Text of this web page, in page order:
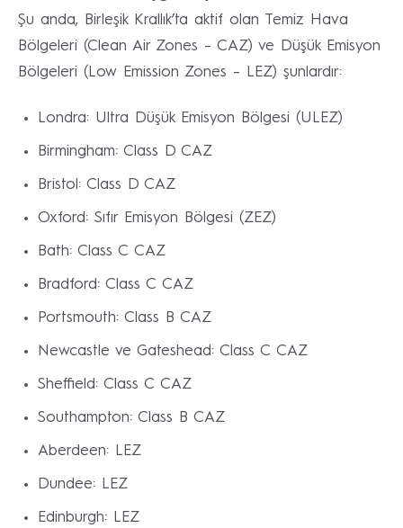
Şu anda, Birleşik Krallık’ta aktif olan Temiz Hava
Bölgeleri (Clean Air Zones – CAZ) ve Düşük Emisyon
Bölgeleri (Low Emission Zones – LEZ) şunlardır:
Londra: Ultra Düşük Emisyon Bölgesi (ULEZ)
Birmingham: Class D CAZ
Bristol: Class D CAZ
Oxford: Sıfır Emisyon Bölgesi (ZEZ)
Bath: Class C CAZ
Bradford: Class C CAZ
Portsmouth: Class B CAZ
Newcastle ve Gateshead: Class C CAZ
Sheffield: Class C CAZ
Southampton: Class B CAZ
Aberdeen: LEZ
Dundee: LEZ
Edinburgh: LEZ